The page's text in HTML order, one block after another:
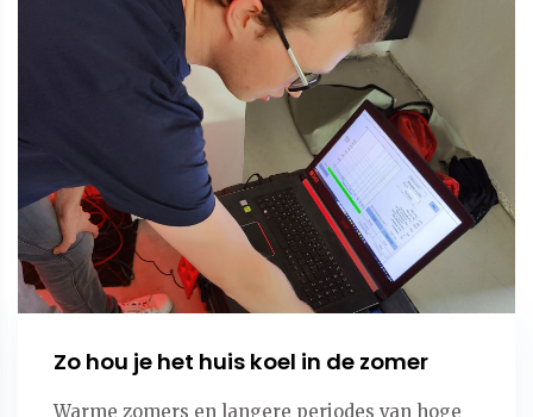
Zo hou je het huis koel in de zomer
Warme zomers en langere periodes van hoge